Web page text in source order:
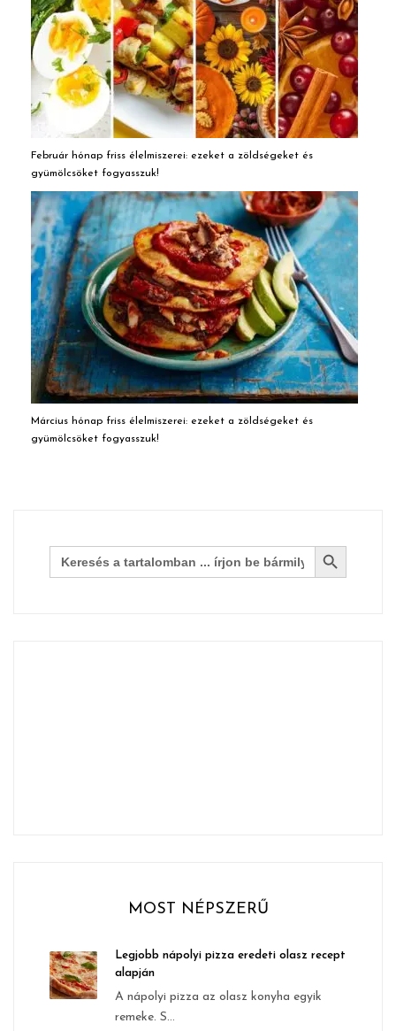
Február hónap friss élelmiszerei: ezeket a zöldségeket és
gyümölcsöket fogyasszuk!
Március hónap friss élelmiszerei: ezeket a zöldségeket és
gyümölcsöket fogyasszuk!
Search
for:
Search Button
MOST NÉPSZERŰ
Legjobb nápolyi pizza eredeti olasz recept
alapján
A nápolyi pizza az olasz konyha egyik
remeke. S...